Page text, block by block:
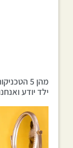
מהן 5
ילד יודע